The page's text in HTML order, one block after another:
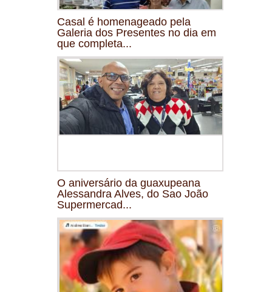
Casal é homenageado pela
Galeria dos Presentes no dia em
que completa...
O aniversário da guaxupeana
Alessandra Alves, do Sao João
Supermercad...